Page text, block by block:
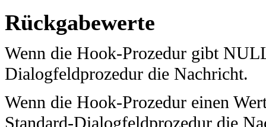
Rückgabewerte
Wenn die Hook-Prozedur gibt
Dialogfeldprozedur die Nachricht.
Wenn die Hook-Prozedur einen
Standard-Dialogfeldprozedur die